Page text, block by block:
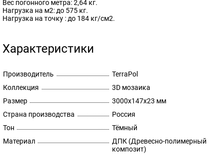
Вес погонного метра: 2,64 кг.
Нагрузка на м2: до 575 кг.
Нагрузка на точку : до 184 кг/см2.
Характеристики
Производитель
TerraPol
Коллекция
3D мозаика
Размер
3000х147х23 мм
Страна производства
Россия
Тон
Тёмный
Материал
ДПК (Древесно-полимерный
композит)